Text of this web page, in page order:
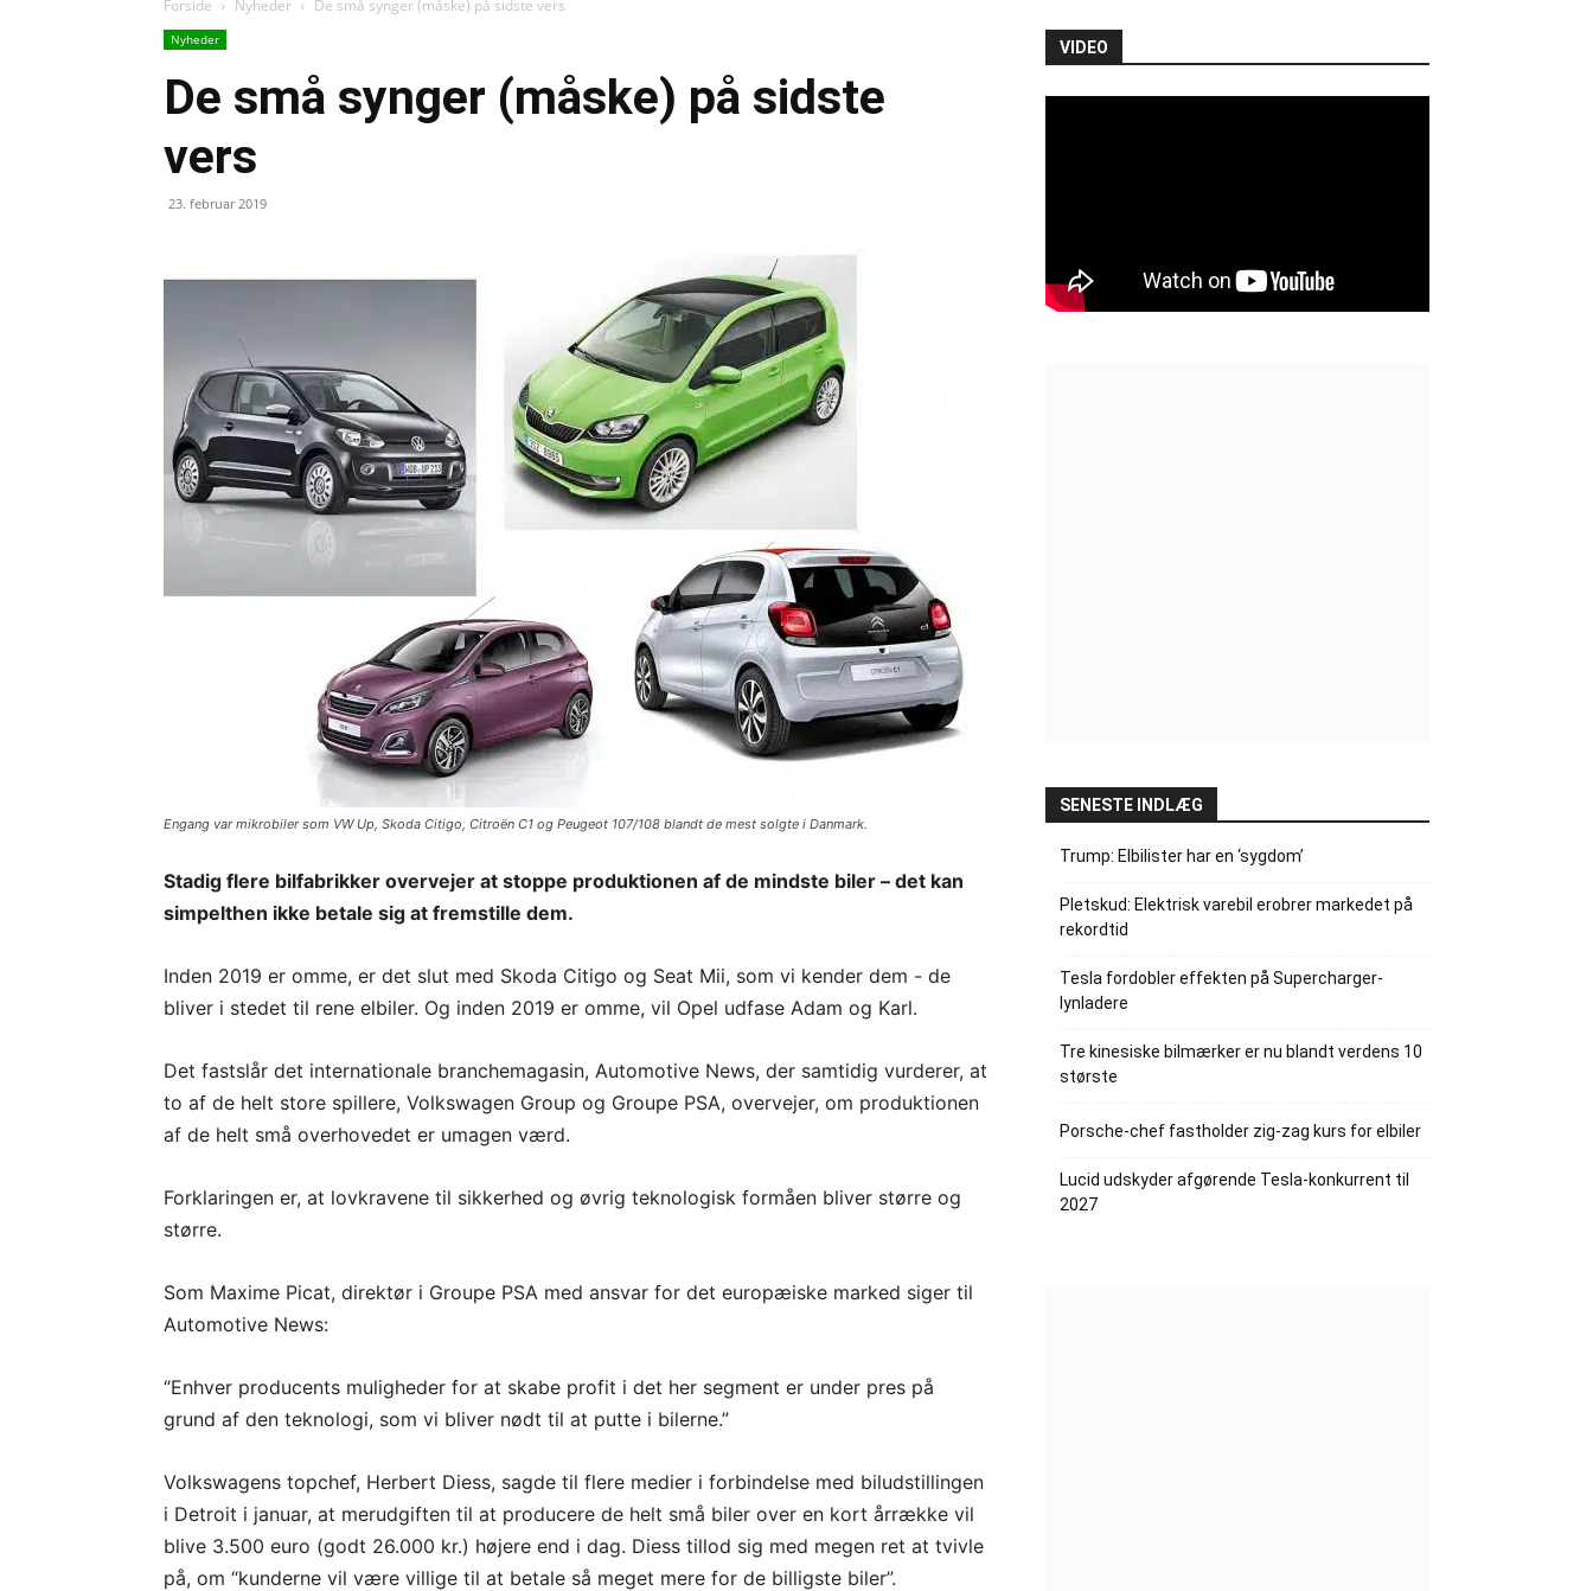
Forside Nyheder De små synger (måske) på sidste vers
Nyheder
De små synger (måske) på sidste
vers
23. februar 2019
Engang var mikrobiler som VW Up, Skoda Citigo, Citroën C1 og Peugeot 107/108 blandt de mest solgte i Danmark.
Stadig flere bilfabrikker overvejer at stoppe produktionen af de mindste biler – det kan
simpelthen ikke betale sig at fremstille dem.
Inden 2019 er omme, er det slut med Skoda Citigo og Seat Mii, som vi kender dem - de
bliver i stedet til rene elbiler. Og inden 2019 er omme, vil Opel udfase Adam og Karl.
Det fastslår det internationale branchemagasin, Automotive News, der samtidig vurderer, at
to af de helt store spillere, Volkswagen Group og Groupe PSA, overvejer, om produktionen
af de helt små overhovedet er umagen værd.
Forklaringen er, at lovkravene til sikkerhed og øvrig teknologisk formåen bliver større og
større.
Som Maxime Picat, direktør i Groupe PSA med ansvar for det europæiske marked siger til
Automotive News:
“Enhver producents muligheder for at skabe profit i det her segment er under pres på
grund af den teknologi, som vi bliver nødt til at putte i bilerne.”
Volkswagens topchef, Herbert Diess, sagde til flere medier i forbindelse med biludstillingen
i Detroit i januar, at merudgiften til at producere de helt små biler over en kort årrække vil
blive 3.500 euro (godt 26.000 kr.) højere end i dag. Diess tillod sig med megen ret at tvivle
på, om “kunderne vil være villige til at betale så meget mere for de billigste biler”.
VIDEO
SENESTE INDLÆG
Trump: Elbilister har en ‘sygdom’
Pletskud: Elektrisk varebil erobrer markedet på
rekordtid
Tesla fordobler effekten på Supercharger-
lynladere
Tre kinesiske bilmærker er nu blandt verdens 10
største
Porsche-chef fastholder zig-zag kurs for elbiler
Lucid udskyder afgørende Tesla-konkurrent til
2027